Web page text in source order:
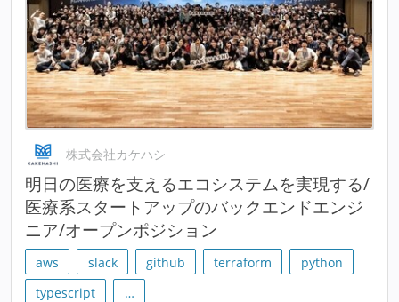
株式会社カケハシ
明⽇の医療を支えるエコシステムを実現する/
医療系スタートアップのバックエンドエンジ
ニア/オープンポジション
aws slack github terraform
python
typescript
…